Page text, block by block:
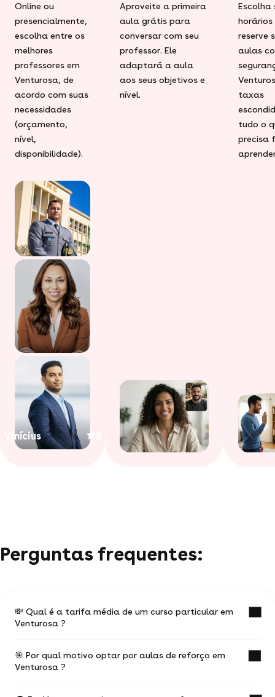
Online ou
presencialmente,
escolha entre os
melhores
professores em
Venturosa, de
acordo com suas
necessidades
(orçamento,
nível,
disponibilidade).
Vinícius
Aproveite a primeira
aula grátis para
conversar com seu
professor. Ele
adaptará a aula
aos seus objetivos e
nível.
Escolha
horários
reserve
aulas
taxas
tudo o
precisa
Perguntas frequentes:
💸 Qual é a tarifa média de um curso particular em
Venturosa ?
O valor médio de uma aula particular
em Venturosa é de R$ 39.
🎯 Por qual motivo optar por aulas de reforço em
Venturosa ?